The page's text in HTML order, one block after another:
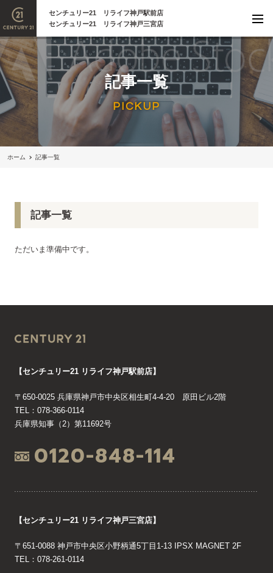
センチュリー21 リライフ神戸駅前店
センチュリー21 リライフ神戸三宮店
記事一覧
PICKUP
ホーム 記事一覧
記事一覧
ただいま準備中です。
【センチュリー21 リライフ神戸駅前店】
〒650-0025 兵庫県神戸市中央区相生町4-4-20 原田ビル2階
TEL：078-366-0114
兵庫県知事（2）第11692号
0120-848-114
【センチュリー21 リライフ神戸三宮店】
〒651-0088 神戸市中央区小野柄通5丁目1-13 IPSX MAGNET 2F
TEL：078-261-0114